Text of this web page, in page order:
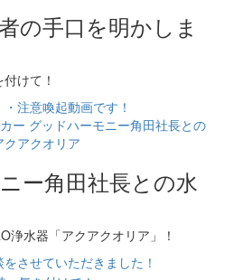
の手口を明かしま
けて！
注意喚起動画です！
ー角田社長との水
浄水器「アクアクオリア」！
させていただきました！